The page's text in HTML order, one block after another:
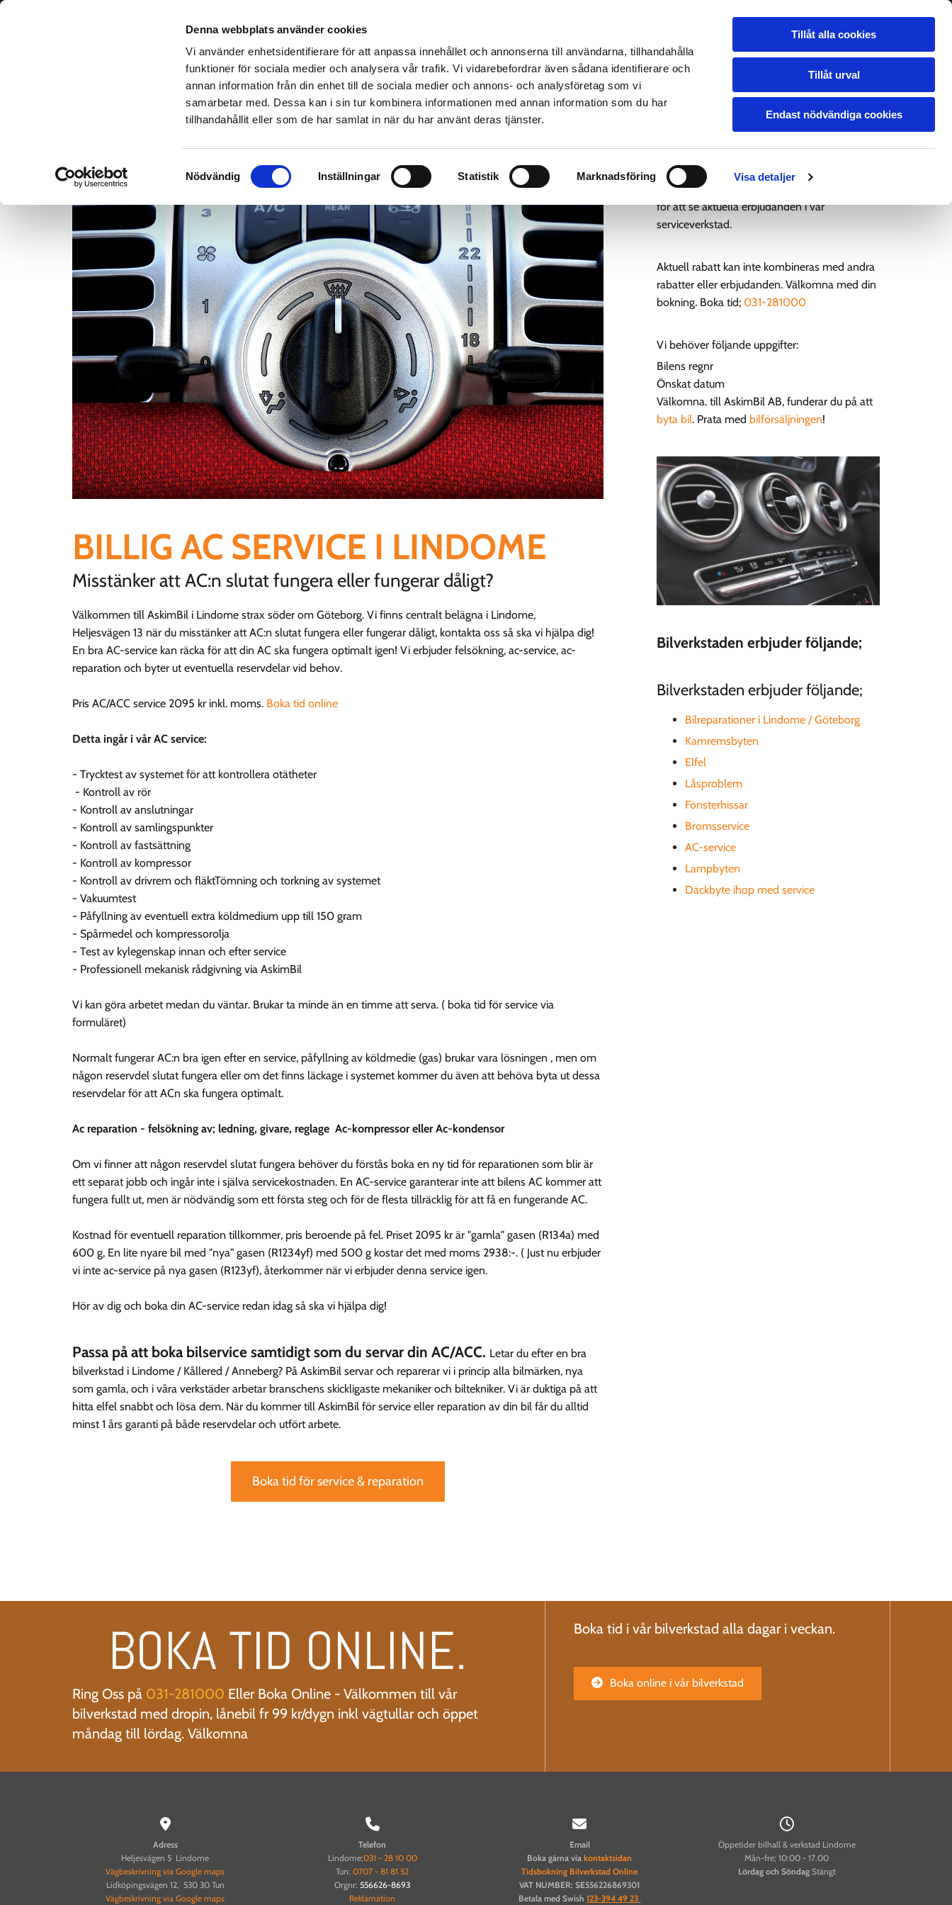
Denna webbplats använder cookies
Vi använder enhetsidentifierare för att anpassa innehållet och annonserna till användarna, tillhandahålla
funktioner för sociala medier och analysera vår trafik. Vi vidarebefordrar även sådana identifierare och
annan information från din enhet till de sociala medier och annons- och analysföretag som vi
samarbetar med. Dessa kan i sin tur kombinera informationen med annan information som du har
tillhandahållit eller som de har samlat in när du har använt deras tjänster.
Nödvändig Inställningar Statistik Marknadsföring Visa detaljer
Tillåt alla cookies
Tillåt urval
Endast nödvändiga cookies
BILAR KÖPES LEDIGT JOBB OM OSS
AC-service på vår verkstad i Lindome | AskimBil
BILLIG AC SERVICE I LINDOME
Misstänker att AC:n slutat fungera eller fungerar dåligt?
Välkommen till AskimBil i Lindome strax söder om Göteborg. Vi finns centralt belägna i Lindome,
Heljesvägen 13 när du misstänker att AC:n slutat fungera eller fungerar dåligt, kontakta oss så ska vi hjälpa dig!
En bra AC-service kan räcka för att din AC ska fungera optimalt igen! Vi erbjuder felsökning, ac-service, ac-
reparation och byter ut eventuella reservdelar vid behov.
Pris AC/ACC service 2095 kr inkl. moms. Boka tid online
Detta ingår i vår AC service:
- Trycktest av systemet för att kontrollera otätheter
- Kontroll av rör
- Kontroll av anslutningar
- Kontroll av samlingspunkter
- Kontroll av fastsättning
- Kontroll av kompressor
- Kontroll av drivrem och fläktTömning och torkning av systemet
- Vakuumtest
- Påfyllning av eventuell extra köldmedium upp till 150 gram
- Spårmedel och kompressorolja
- Test av kylegenskap innan och efter service
- Professionell mekanisk rådgivning via AskimBil
Vi kan göra arbetet medan du väntar. Brukar ta minde än en timme att serva. ( boka tid för service via
formuläret)
Normalt fungerar AC:n bra igen efter en service, påfyllning av köldmedie (gas) brukar vara lösningen , men om
någon reservdel slutat fungera eller om det finns läckage i systemet kommer du även att behöva byta ut dessa
reservdelar för att ACn ska fungera optimalt.
Ac reparation - felsökning av; ledning, givare, reglage Ac-kompressor eller Ac-kondensor
Om vi finner att någon reservdel slutat fungera behöver du förstås boka en ny tid för reparationen som blir är
ett separat jobb och ingår inte i själva servicekostnaden. En AC-service garanterar inte att bilens AC kommer att
fungera fullt ut, men är nödvändig som ett första steg och för de flesta tillräcklig för att få en fungerande AC.
Kostnad för eventuell reparation tillkommer, pris beroende på fel. Priset 2095 kr är "gamla" gasen (R134a) med
600 g, En lite nyare bil med "nya" gasen (R1234yf) med 500 g kostar det med moms 2938:-. ( Just nu erbjuder
vi inte ac-service på nya gasen (R123yf), återkommer när vi erbjuder denna service igen.
Hör av dig och boka din AC-service redan idag så ska vi hjälpa dig!
Passa på att boka bilservice samtidigt som du servar din AC/ACC. Letar du efter en bra
bilverkstad i Lindome / Kållered / Anneberg? På AskimBil servar och reparerar vi i princip alla bilmärken, nya
som gamla, och i våra verkstäder arbetar branschens skickligaste mekaniker och biltekniker. Vi är duktiga på att
hitta elfel snabbt och lösa dem. När du kommer till AskimBil för service eller reparation av din bil får du alltid
minst 1 års garanti på både reservdelar och utfört arbete.
Boka tid för service & reparation
Lyser din servicelampa?
Vi utför bilservice på nästan
Mercedes, Peugeot, Skoda, Toyota,
Kia, Volvo, VW m.m. följ oss på
för att se aktuella erbjudanden i vår
serviceverkstad.
Aktuell rabatt kan inte kombineras med andra
rabatter eller erbjudanden. Välkomna med din
bokning. Boka tid; 031-281000
Vi behöver följande uppgifter:
Bilens regnr
Önskat datum
Välkomna. till AskimBil AB, funderar du på att
byta bil. Prata med bilförsäljningen!
Bilverkstaden erbjuder följande;
Bilverkstaden erbjuder följande;
Bilreparationer i Lindome / Göteborg
Kamremsbyten
Elfel
Låsproblem
Fönsterhissar
Bromsservice
AC-service
Lampbyten
Däckbyte ihop med service
BOKA TID ONLINE.
Ring Oss på 031-281000 Eller Boka Online - Välkommen till vår
bilverkstad med dropin, lånebil fr 99 kr/dygn inkl vägtullar och öppet
måndag till lördag. Välkomna
Boka tid i vår bilverkstad alla dagar i veckan.
Boka online i vår bilverkstad

Adress
Heljesvägen 5 Lindome
Vägbeskrivning via Google maps
Lidköpingsvägen 12, 530 30 Tun
Vägbeskrivning via Google maps

Telefon
Lindome:031 - 28 10 00
Tun:0707 - 81 81 52
Orgnr: 556626-8693
Reklamation

Email
Boka gärna viakontaktsidan
Tidsbokning Bilverkstad Online
VAT NUMBER: SE556226869301
Betala med Swish123-394 49 23

Öppetider bilhall & verkstad Lindome
Mån-fre; 10:00 - 17.00
Lördag och SöndagStängt